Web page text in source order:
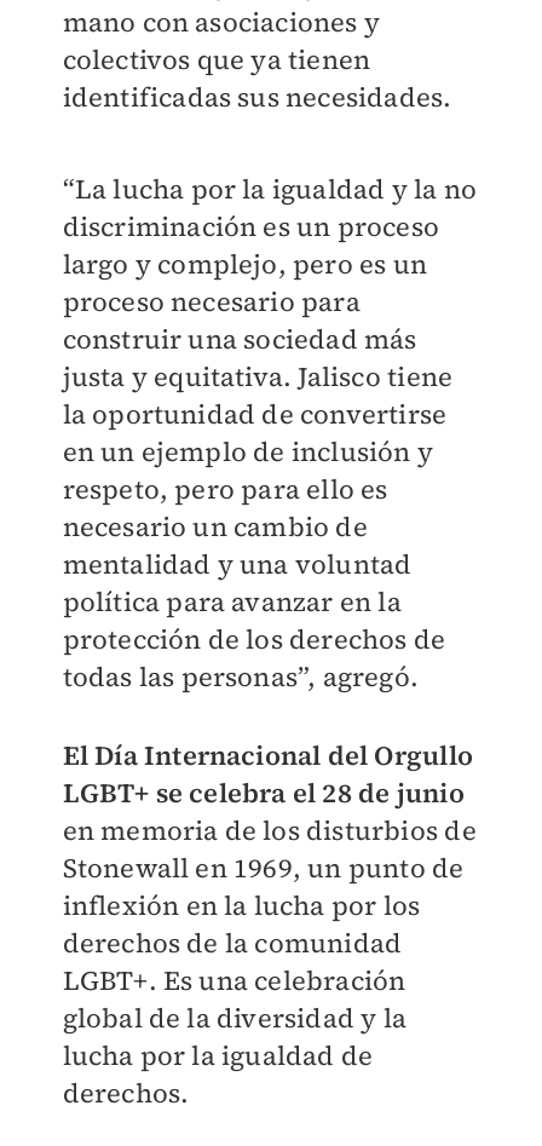
mano con asociaciones y
colectivos que ya tienen
identificadas sus necesidades.
“La lucha por la igualdad y la no
discriminación es un proceso
largo y complejo, pero es un
proceso necesario para
construir una sociedad más
justa y equitativa. Jalisco tiene
la oportunidad de convertirse
en un ejemplo de inclusión y
respeto, pero para ello es
necesario un cambio de
mentalidad y una voluntad
política para avanzar en la
protección de los derechos de
todas las personas”, agregó.
El Día Internacional del Orgullo
LGBT+ se celebra el 28 de junio
en memoria de los disturbios de
Stonewall en 1969, un punto de
inflexión en la lucha por los
derechos de la comunidad
LGBT+. Es una celebración
global de la diversidad y la
lucha por la igualdad de
derechos.